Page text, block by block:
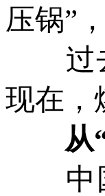
压锅”
过去
现在，
从“
中国